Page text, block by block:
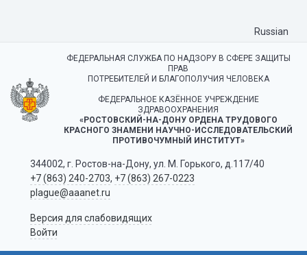
Russian
ФЕДЕРАЛЬНАЯ СЛУЖБА ПО НАДЗОРУ В СФЕРЕ ЗАЩИТЫ
ПРАВ
ПОТРЕБИТЕЛЕЙ И БЛАГОПОЛУЧИЯ ЧЕЛОВЕКА
ФЕДЕРАЛЬНОЕ КАЗЁННОЕ УЧРЕЖДЕНИЕ
ЗДРАВООХРАНЕНИЯ
«РОСТОВСКИЙ-НА-ДОНУ ОРДЕНА ТРУДОВОГО
КРАСНОГО ЗНАМЕНИ НАУЧНО-ИССЛЕДОВАТЕЛЬСКИЙ
ПРОТИВОЧУМНЫЙ ИНСТИТУТ»
344002, г. Ростов-на-Дону, ул. М. Горького, д.117/40
+7 (863) 240-2703, +7 (863) 267-0223
plague@aaanet.ru
Версия для слабовидящих
Войти